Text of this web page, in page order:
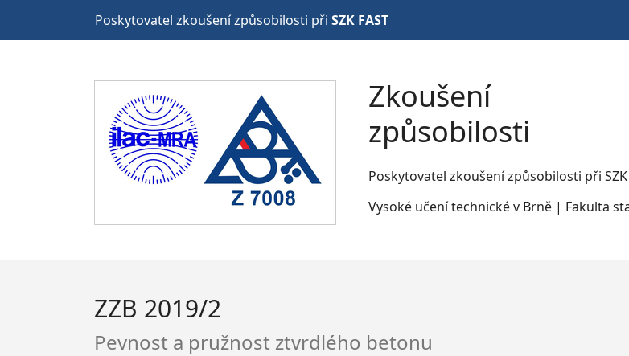
Poskytovatel zkoušení způsobilosti při SZK FAST
Zkoušení
způsobilosti
Poskytovatel zkoušení způsobilosti při SZK
Vysoké učení technické v Brně | Fakulta
ZZB 2019/2
Pevnost a pružnost ztvrdlého betonu